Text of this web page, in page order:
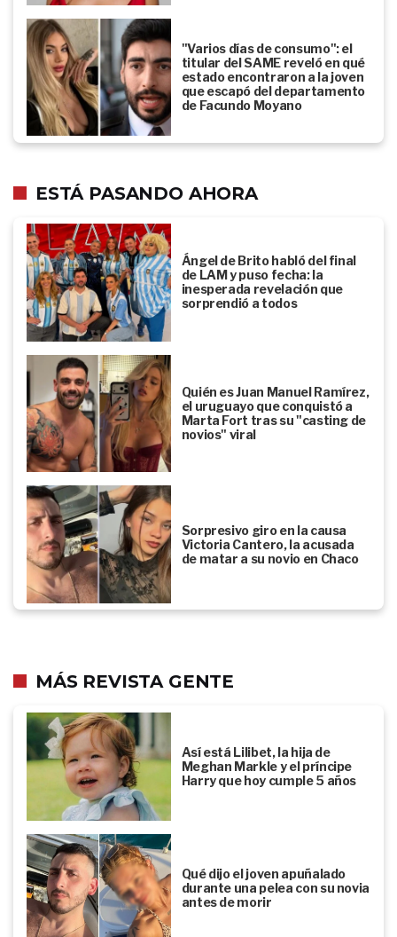
"Varios días de consumo": el
titular del SAME reveló en qué
estado encontraron a la joven
que escapó del departamento
de Facundo Moyano
ESTÁ PASANDO AHORA
Ángel de Brito habló del final
de LAM y puso fecha: la
inesperada revelación que
sorprendió a todos
Quién es Juan Manuel Ramírez,
el uruguayo que conquistó a
Marta Fort tras su "casting de
novios" viral
Sorpresivo giro en la causa
Victoria Cantero, la acusada
de matar a su novio en Chaco
MÁS REVISTA GENTE
Así está Lilibet, la hija de
Meghan Markle y el príncipe
Harry que hoy cumple 5 años
Qué dijo el joven apuñalado
durante una pelea con su novia
antes de morir